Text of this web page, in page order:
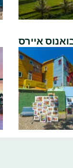
איירס